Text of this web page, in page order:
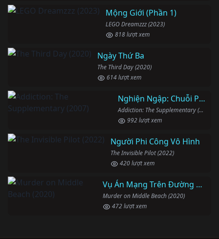
Mộng Giới (Phần 1)
LEGO Dreamzzz (2023)
818 lượt xem
Ngày Thứ Ba
The Third Day (2020)
614 lượt xem
Nghiện Ngập: Chuỗi Phim Bổ Trợ
Addiction: The Supplementary (2007)
992 lượt xem
Người Phi Công Vô Hình
The Invisible Pilot (2022)
420 lượt xem
Vụ Án Mạng Trên Đường Middle Beach
Murder on Middle Beach (2020)
472 lượt xem